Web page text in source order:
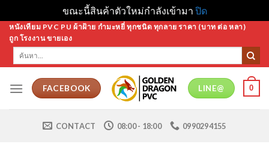
ขณะนี้สินค้าตัวใหม่กำลังเข้ามา ปิด
Skip
content
หนังเทียม PVC PU ผ้าฝ้าย กำมะหยี่ ทุกชนิด ทุกลาย ราคา (บาท ต่อ หลา)
ถูก โรงงาน ขายเอง
ค้นหา:
FACEBOOK LINE@ 0
CONTACT 08:00 - 18:00 0990294155